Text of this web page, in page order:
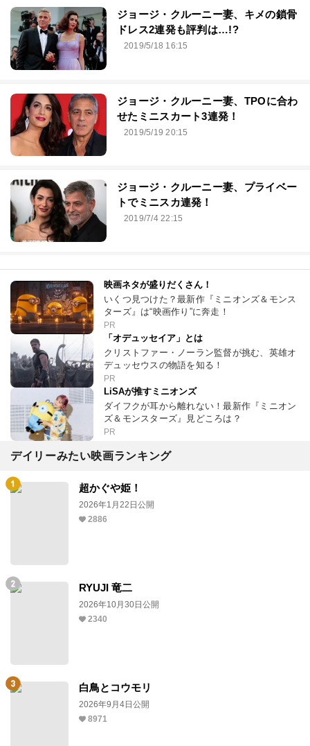
ジョージ・クルーニー妻、キメの鎖骨
ドレス2連発も評判は…!?
2019/5/18 16:15
ジョージ・クルーニー妻、TPOに合わ
せたミニスカート3連発！
2019/5/19 20:15
ジョージ・クルーニー妻、プライベー
トでミニスカ連発！
2019/7/4 22:15
映画ネタが盛りだくさん！
いくつ見つけた？最新作『ミニオンズ＆モンス
ターズ』は“映画作り”に奔走！
PR
「オデュッセイア」とは
クリストファー・ノーラン監督が挑む、英雄オ
デュッセウスの物語を知る！
PR
LiSAが推すミニオンズ
ダイフクが耳から離れない！最新作『ミニオン
ズ＆モンスターズ』見どころは？
PR
デイリーみたい映画ランキング
超かぐや姫！
2026年1月22日公開
2886
RYUJI 竜二
2026年10月30日公開
2340
白鳥とコウモリ
2026年9月4日公開
8971